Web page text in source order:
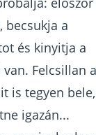
becsukja a
és kinyitja a
Felcsillan
is tegyen bele,
igazán...